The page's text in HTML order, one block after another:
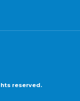
reserved.